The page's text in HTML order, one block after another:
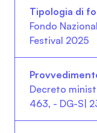
Fondo
Festival 2025
Decreto
463, - DG-S|